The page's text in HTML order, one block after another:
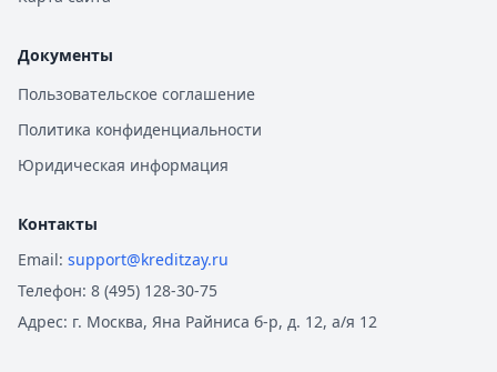
Документы
Пользовательское соглашение
Политика конфиденциальности
Юридическая информация
Контакты
Email: support@kreditzay.ru
Телефон: 8 (495) 128-30-75
Адрес: г. Москва, Яна Райниса б-р, д. 12, а/я 12